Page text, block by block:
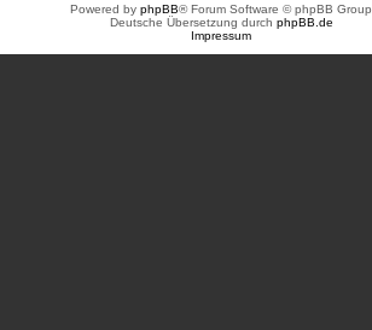
Powered by phpBB® Forum Software © phpBB Group
Deutsche Übersetzung durch phpBB.de
Impressum